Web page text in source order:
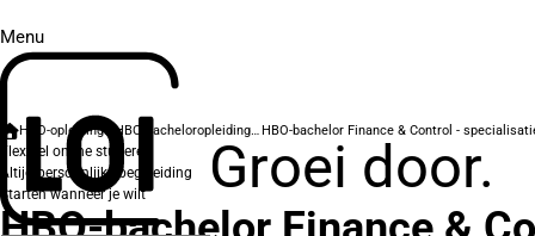
Menu
Groei door.
HBO-opleidingen HBO-bacheloropleidingen
Flexibel online studeren
Altijd persoonlijke begeleiding
Starten wanneer je wilt